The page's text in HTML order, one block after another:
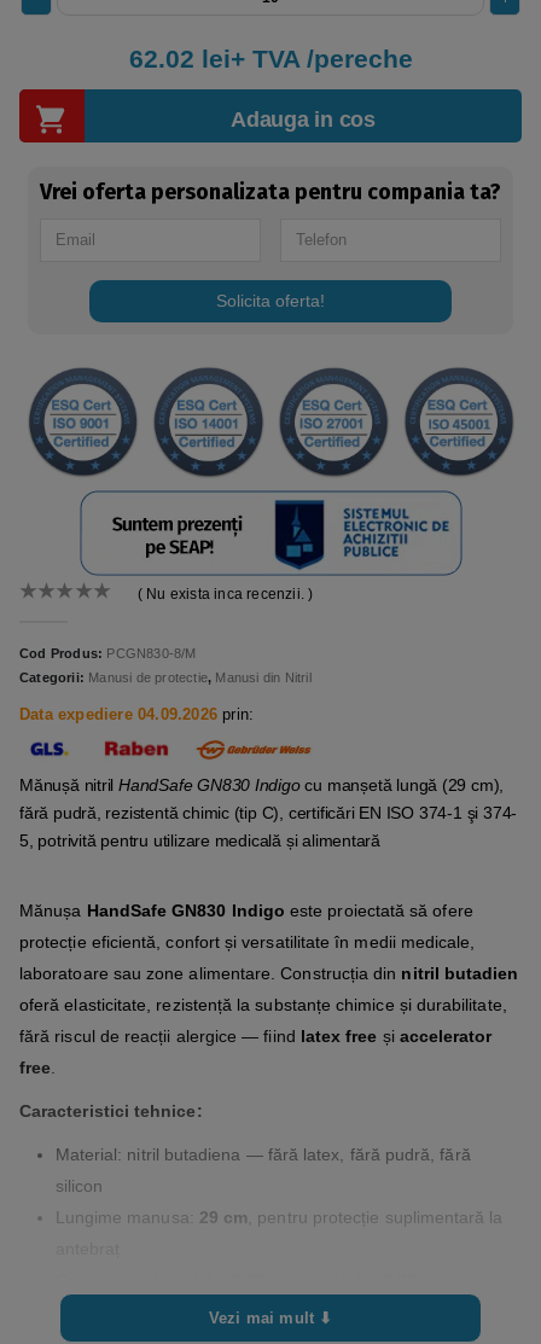
( Nu exista inca recenzii. )
Cod Produs: PCGN830-8/M
Categorii: Manusi de protectie, Manusi din Nitril
Data expediere 04.09.2026 prin:
Mănușă nitrilHandSafe GN830 Indigocu manșetă lungă (29 cm),
fără pudră, rezistentă chimic (tip C), certificări EN ISO 374-1 şi 374-
5, potrivită pentru utilizare medicală și alimentară
62.02 lei+ TVA /pereche
Adauga in cos
Vrei oferta personalizata pentru compania ta?
Solicita oferta!
Mănușa HandSafe GN830 Indigo este proiectată să ofere
protecție eficientă, confort și versatilitate în medii medicale,
laboratoare sau zone alimentare. Construcția din nitril butadien
oferă elasticitate, rezistență la substanțe chimice și durabilitate,
fără riscul de reacții alergice — fiind latex free și accelerator
free
Caracteristici tehnice:
Material: nitril butadiena — fără latex, fără pudră, fără
silicon
Lungime manusa: 29 cm , pentru protecție suplimentară la
Standard chimic: conform EN ISO 374-1 Tip C (rezistență la
Vezi mai mult ⬇